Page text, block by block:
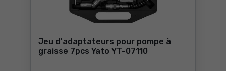
Jeu d'adaptateurs pour pompe à
graisse 7pcs Yato YT-07110